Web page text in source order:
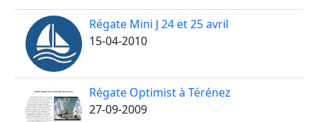
Régate Mini J 24 et 25 avril
15-04-2010
Régate Optimist à Térénez
27-09-2009